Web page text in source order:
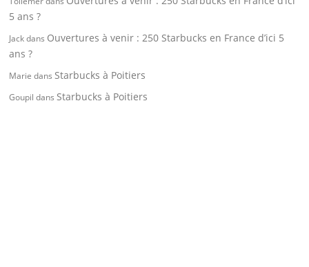
5 ans ?
Jackdans Ouvertures à venir : 250 Starbucks en France d’ici 5
ans ?
Marie dans Starbucks à Poitiers
Goupil dans Starbucks à Poitiers